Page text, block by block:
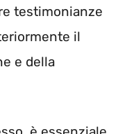
testimonianze
il
e della